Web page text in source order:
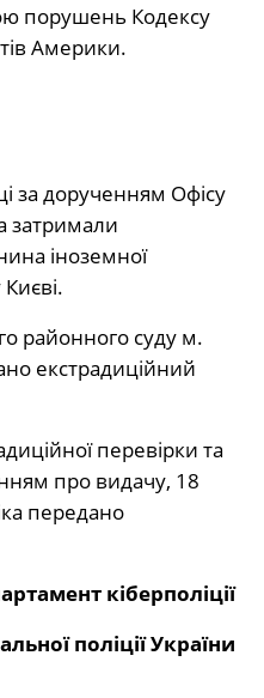
порушень Кодексу
Америки.
за дорученням Офісу
затримали
іноземної
районного суду м.
екстрадиційний
перевірки та
про видачу, 18
передано
кіберполіції
поліції України